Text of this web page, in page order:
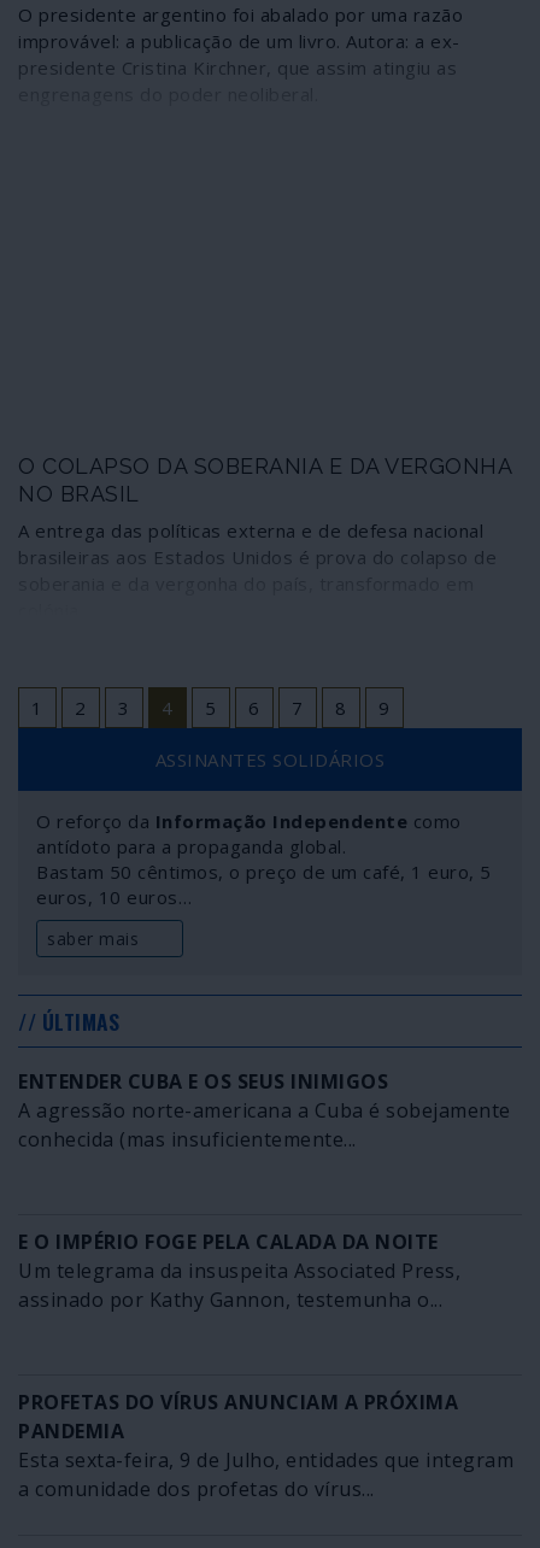
O presidente argentino foi abalado por uma razão
improvável: a publicação de um livro. Autora: a ex-
presidente Cristina Kirchner, que assim atingiu as
O COLAPSO DA SOBERANIA E DA VERGONHA
NO BRASIL
A entrega das políticas externa e de defesa nacional
brasileiras aos Estados Unidos é prova do colapso de
1 2 3 4 5 6 7 8 9
ASSINANTES SOLIDÁRIOS
O reforço da Informação Independente como
antídoto para a propaganda global.
Bastam 50 cêntimos, o preço de um café, 1 euro, 5
euros, 10 euros…
saber mais
// ÚLTIMAS
ENTENDER CUBA E OS SEUS INIMIGOS
A agressão norte-americana a Cuba é sobejamente
conhecida (mas insuficientemente...
E O IMPÉRIO FOGE PELA CALADA DA NOITE
Um telegrama da insuspeita Associated Press,
assinado por Kathy Gannon, testemunha o...
PROFETAS DO VÍRUS ANUNCIAM A PRÓXIMA
PANDEMIA
Esta sexta-feira, 9 de Julho, entidades que integram
a comunidade dos profetas do vírus...